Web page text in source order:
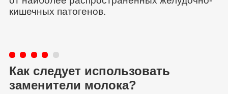
кишечных патогенов.
Как следует использовать
заменители молока?